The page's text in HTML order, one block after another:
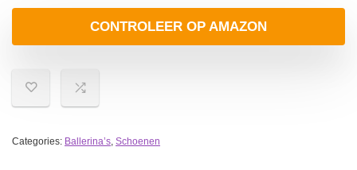
CONTROLEER OP AMAZON
Categories: Ballerina’s, Schoenen